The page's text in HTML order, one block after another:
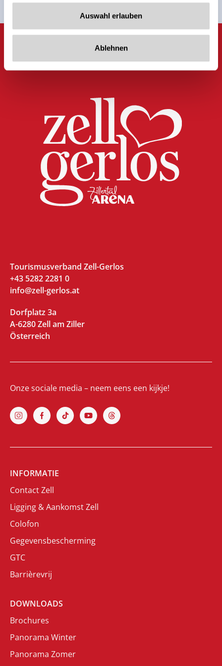
Auswahl erlauben
Ablehnen
Tourismusverband Zell-Gerlos
+43 5282 2281 0
info@zell-gerlos.at
Dorfplatz 3a
A-6280 Zell am Ziller
Österreich
Onze sociale media – neem eens een kijkje!
INFORMATIE
Contact Zell
Ligging & Aankomst Zell
Colofon
Gegevensbescherming
GTC
Barrièrevrij
DOWNLOADS
Brochures
Panorama Winter
Panorama Zomer